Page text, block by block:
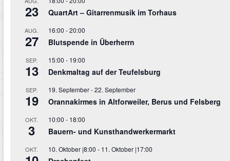
23 QuartArt – Gitarrenmusik im Torhaus
AUG.
27
16:00 -20:00
Blutspende in Überherrn
SEP.
13
15:00 - 19:00
Denkmaltag auf der Teufelsburg
SEP.
19
19. September-22. September
Orannakirmes in Altforweiler, Berus und Felsberg
OKT.
3
10:00 - 18:00
Bauern- und Kunsthandwerkermarkt
OKT. 10. Oktober |8:00 - 11. Oktober |17:00